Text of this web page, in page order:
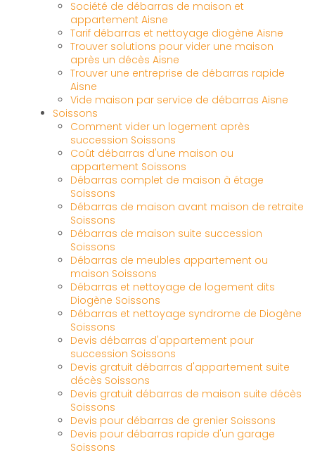
Société de débarras de maison et
appartement Aisne
Tarif débarras et nettoyage diogène Aisne
Trouver solutions pour vider une maison
après un décès Aisne
Trouver une entreprise de débarras rapide
Aisne
Vide maison par service de débarras Aisne
Soissons
Comment vider un logement après
succession Soissons
Coût débarras d'une maison ou
appartement Soissons
Débarras complet de maison à étage
Soissons
Débarras de maison avant maison de retraite
Soissons
Débarras de maison suite succession
Soissons
Débarras de meubles appartement ou
maison Soissons
Débarras et nettoyage de logement dits
Diogène Soissons
Débarras et nettoyage syndrome de Diogène
Soissons
Devis débarras d'appartement pour
succession Soissons
Devis gratuit débarras d'appartement suite
décès Soissons
Devis gratuit débarras de maison suite décès
Soissons
Devis pour débarras de grenier Soissons
Devis pour débarras rapide d'un garage
Soissons